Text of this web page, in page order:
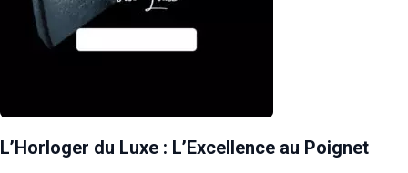
L’Horloger du Luxe : L’Excellence au Poignet